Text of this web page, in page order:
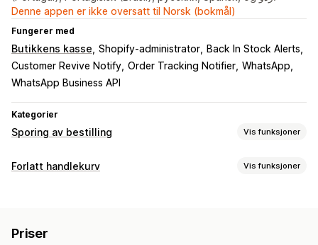
Denne appen er ikke oversatt til Norsk (bokmål)
Fungerer med
Butikkens kasse Shopify-administrator
Back In Stock Alerts
Customer Revive Notify Order Tracking Notifier WhatsApp
WhatsApp Business API
Kategorier
Sporing av bestilling Vis funksjoner
Varsler
Forlatt handlekurv Vis funksjoner
Priser